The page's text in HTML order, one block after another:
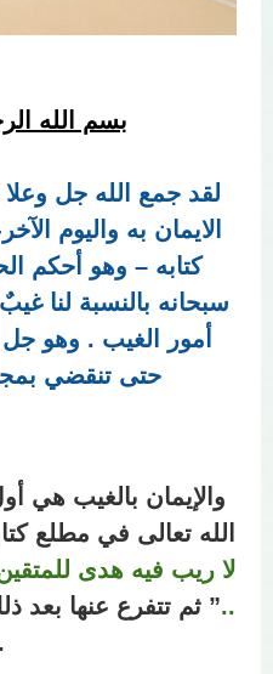
بسم الله
لقد جمع الله جل وعلا
الايمان به واليوم
كتابه – وهو أحكم
سبحانه بالنسبة لنا
أمور الغيب . وهو جل
حتى تنقضي
والإيمان بالغيب هي
الله تعالى في مطلع
لا ريب فيه هدى
..” ثم تتفرع عنها بعد
.